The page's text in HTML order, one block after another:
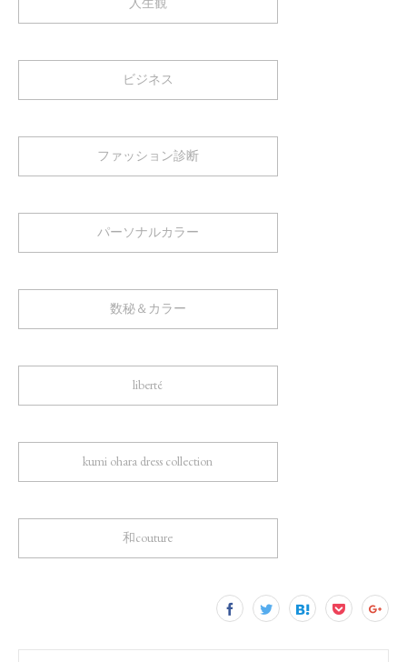
ビジネス
ファッション診断
パーソナルカラー
数秘＆カラー
liberté
kumi ohara dress collection
和couture